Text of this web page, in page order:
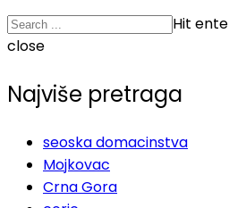
Hit
close
Najviše pretraga
seoska domacinstva
Mojkovac
Crna Gora